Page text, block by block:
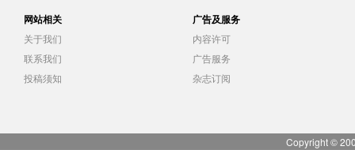
网站相关
关于我们
联系我们
投稿须知
广告及服务
内容许可
广告服务
杂志订阅
Copyright ©